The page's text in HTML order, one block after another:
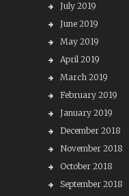
July 2019
June 2019
May 2019
April 2019
March 2019
February 2019
January 2019
December 2018
November 2018
October 2018
September 2018